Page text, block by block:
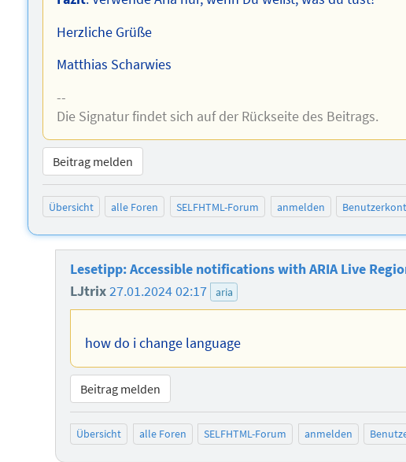
Herzliche Grüße
Matthias Scharwies
--
Die Signatur findet sich auf der Rückseite des Beitrags.
Beitrag melden
Übersicht alle Foren SELFHTML-Forum anmelden
Lesetipp: Accessible notifications with ARIA Live
LJtrix27.01.2024 02:17 aria
how do i change language
Beitrag melden
Übersicht alle Foren SELFHTML-Forum anmelden